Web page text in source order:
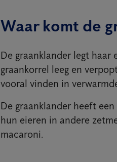
Waar komt de
De graanklander legt haar
graankorrel leeg en
vooral vinden in
De graanklander heeft
hun eieren in andere
macaroni.